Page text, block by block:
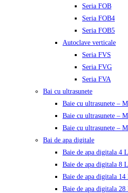
Seria FOB
Seria FOB4
Seria FOB5
Autoclave verticale
Seria FVS
Seria FVG
Seria FVA
Bai cu ultrasunete
Baie cu ultrasunete –
Baie cu ultrasunete –
Baie cu ultrasunete –
Bai de apa digitale
Baie de apa digitala 4 L
Baie de apa digitala 8 L
Baie de apa digitala 14
Baie de apa digitala 28